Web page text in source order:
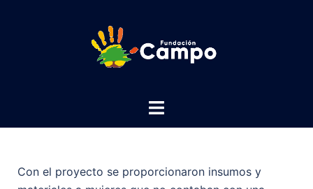
Con el proyecto se proporcionaron insumos y